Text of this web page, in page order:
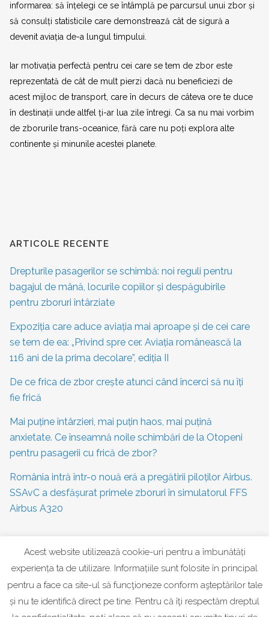
informarea: să înțelegi ce se întâmplă pe parcursul unui zbor și
să consulți statisticile care demonstrează cât de sigură a
devenit aviația de-a lungul timpului.
Iar motivația perfectă pentru cei care se tem de zbor este
reprezentată de cât de mult pierzi dacă nu beneficiezi de
acest mijloc de transport, care în decurs de câteva ore te duce
în destinații unde altfel ți-ar lua zile întregi. Ca sa nu mai vorbim
de zborurile trans-oceanice, fără care nu poți explora alte
continente și minunile acestei planete.
ARTICOLE RECENTE
Drepturile pasagerilor se schimbă: noi reguli pentru
bagajul de mână, locurile copiilor și despăgubirile
pentru zboruri întârziate
Expoziția care aduce aviația mai aproape și de cei care
se tem de ea: „Privind spre cer. Aviația românească la
116 ani de la prima decolare”, ediția II
De ce frica de zbor crește atunci când încerci să nu îți
fie frică
Mai puține întârzieri, mai puțin haos, mai puțină
anxietate. Ce înseamnă noile schimbări de la Otopeni
pentru pasagerii cu frică de zbor?
România intră într-o nouă eră a pregătirii piloților Airbus.
SSAvC a desfășurat primele zboruri în simulatorul FFS
Airbus A320
CATEGORII
Frica de zbor
Știri Aviație
Acest website utilizează cookie-uri pentru a îmbunătăți
experiența ta de utilizare. Informațiile sunt folosite în principal
pentru a face ca site-ul să funcţioneze conform aşteptărilor tale
și nu te identifică direct pe tine. Pentru că îţi respectăm dreptul